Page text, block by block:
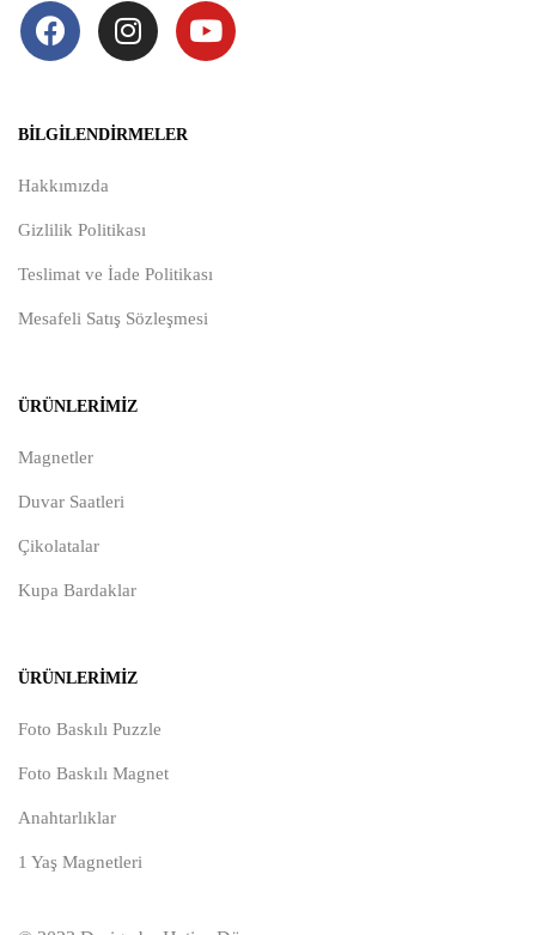
BILGILENDIRMELER
Hakkımızda
Gizlilik Politikası
Teslimat ve İade Politikası
Mesafeli Satış Sözleşmesi
ÜRÜNLERIMIZ
Magnetler
Duvar Saatleri
Çikolatalar
Kupa Bardaklar
ÜRÜNLERIMIZ
Foto Baskılı Puzzle
Foto Baskılı Magnet
Anahtarlıklar
1 Yaş Magnetleri